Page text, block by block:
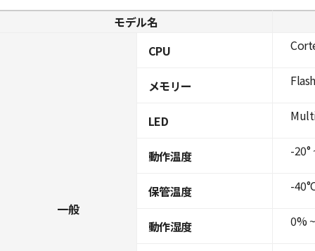
モデル名
一般
CPU
メモリー
LED
動作温度
保管温度
動作湿度
-20°
-
0%